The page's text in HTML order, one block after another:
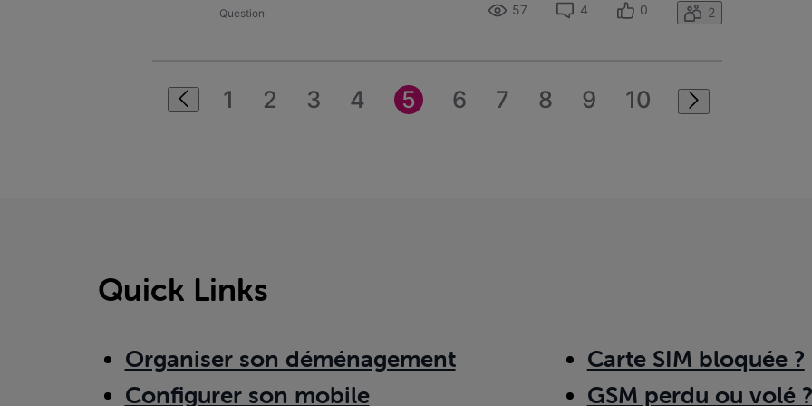
Question 57 4 0 2
1 2 3 4 5 6 7 8 9 10
Quick Links
Organiser son déménagement
Configurer son mobile
Carte SIM bloquée ?
GSM perdu ou volé ?